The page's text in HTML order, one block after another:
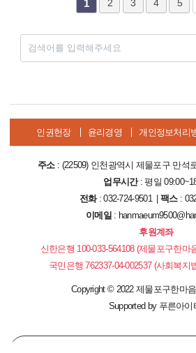
1 2 3 4 5
인권헌장 윤리경영 개인정보처리
주소: (22509) 인천광역시 제물포구 만석
업무시간: 평일
전화: 032-724-9501 |팩스:
이메일:
후원계좌
신한은행 100-033-564108 (제물포구한마
국민은행 762337-04-002537 (사회복지
Copyright ©2022 제물포구한마
Supported by 푸른아이